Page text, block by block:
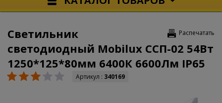
Распечатать
Светильник
светодиодный Mobilux ССП-02 54Вт
1250*125*80мм 6400К 6600Лм IP65
Артикул : 340169